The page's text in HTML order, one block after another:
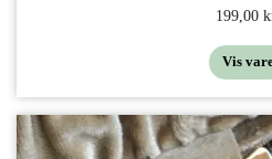
199,00
Vis